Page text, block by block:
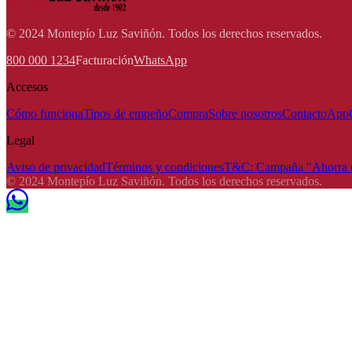
© 2024 Montepío Luz Saviñón. Todos los derechos reservados.
800 000 1234FacturaciónWhatsApp
Accesos
Cómo funcionaTipos de empeñoCompraSobre nosotrosContactoApp
Legal
Aviso de privacidadTérminos y condicionesT&C: Campaña "Ahorra
© 2024 Montepío Luz Saviñón. Todos los derechos reservados.